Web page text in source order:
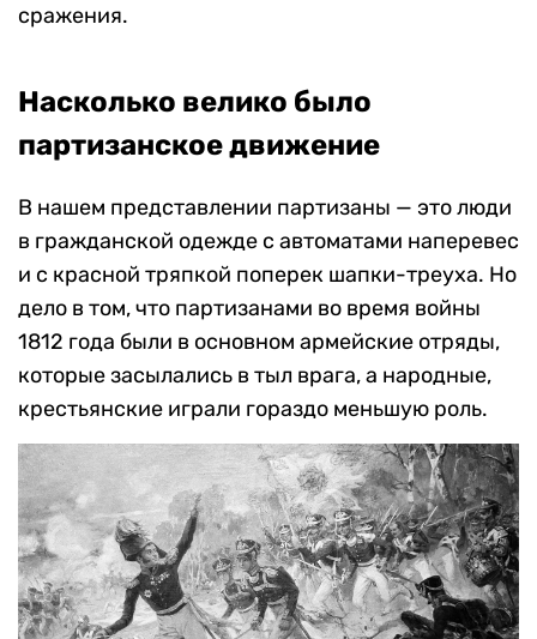
сражения.
Насколько велико было
партизанское движение
В нашем представлении партизаны — это люди
в гражданской одежде с автоматами наперевес
и с красной тряпкой поперек шапки-треуха. Но
дело в том, что партизанами во время войны
1812 года были в основном армейские отряды,
которые засылались в тыл врага, а народные,
крестьянские играли гораздо меньшую роль.